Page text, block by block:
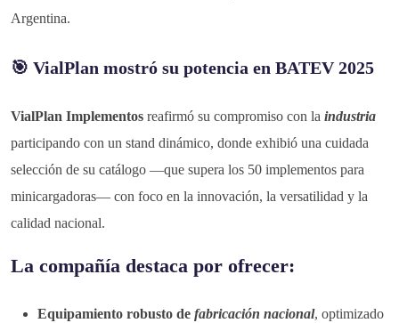
Argentina.
🎯 VialPlan mostró su potencia en BATEV 2025
VialPlan Implementos reafirmó su compromiso con la industria
participando con un stand dinámico, donde exhibió una cuidada
selección de su catálogo —que supera los 50 implementos para
minicargadoras— con foco en la innovación, la versatilidad y la
calidad nacional.
La compañía destaca por ofrecer:
Equipamiento robusto de fabricación nacional, optimizado